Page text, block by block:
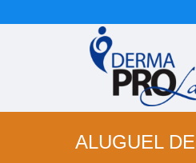
ALUGUEL